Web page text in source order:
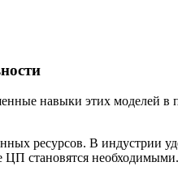
навыки этих моделей в
ресурсов. В индустрии
ЦП становятся необходимыми.